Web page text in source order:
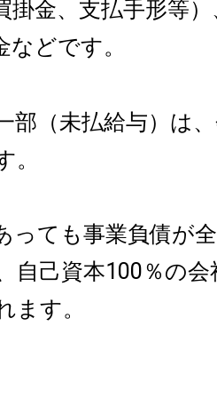
掛金、支払手形等
どです。
部（未払給与）は
。
っても事業負債が
自己資本100％の
ます。